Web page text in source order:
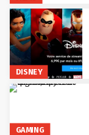
DISNEY
GAMING